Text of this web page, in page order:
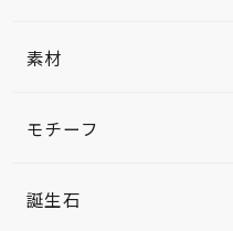
素材
モチーフ
誕生石